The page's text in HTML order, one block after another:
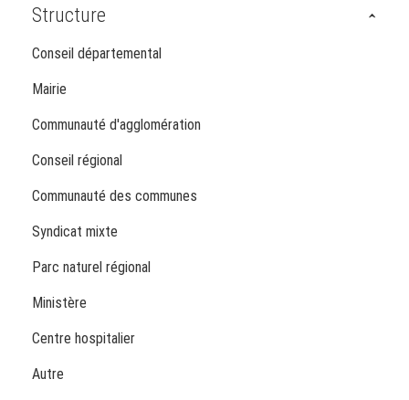
Structure
Conseil départemental
Mairie
Communauté d'agglomération
Conseil régional
Communauté des communes
Syndicat mixte
Parc naturel régional
Ministère
Centre hospitalier
Autre